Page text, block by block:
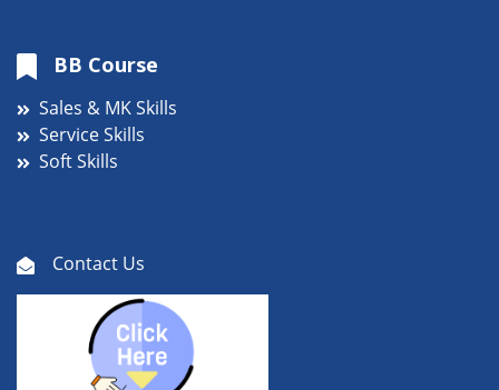
BB Course
Sales & MK Skills
Service Skills
Soft Skills
Contact Us